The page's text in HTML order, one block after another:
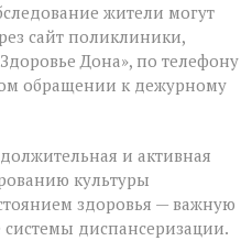
жители могут
сайт поликлиники,
Дона», по телефону
обращении к дежурному
и активная
культуры
здоровья — важную
системы диспансеризации.